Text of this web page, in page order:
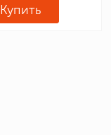
Купить